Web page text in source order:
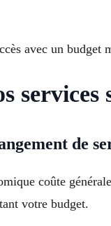
avec un budget
de
coûte
votre budget.